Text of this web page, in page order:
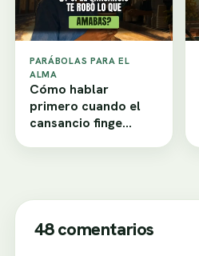
PARÁBOLAS PARA EL
ALMA
Cómo hablar
primero cuando el
cansancio finge
48 comentarios